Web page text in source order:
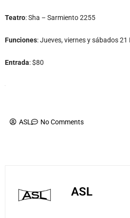
Teatro: Sha – Sarmiento 2255
Funciones: Jueves, viernes y sábados
Entrada: $80
ASL No Comments
ASL